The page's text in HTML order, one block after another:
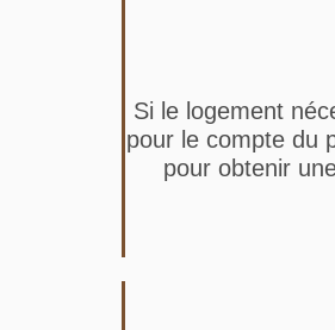
Si le logement
pour le compte du
pour obtenir